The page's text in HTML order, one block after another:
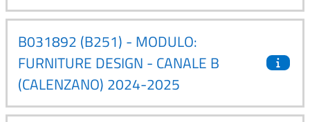
B031892 (B251) - MODULO:
FURNITURE DESIGN - CANALE B
(CALENZANO) 2024-2025